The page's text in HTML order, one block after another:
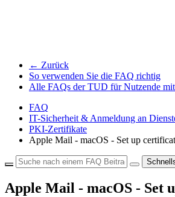
← Zurück
So verwenden Sie die FAQ richtig
Alle FAQs der TUD für Nutzende
FAQ
IT-Sicherheit & Anmeldung an
PKI-Zertifikate
Apple Mail - macOS - Set up
Apple Mail - macOS - Set